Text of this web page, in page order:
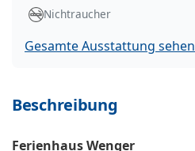
Nichtraucher
Gesamte Ausstattung sehen
Beschreibung
Ferienhaus Wenger